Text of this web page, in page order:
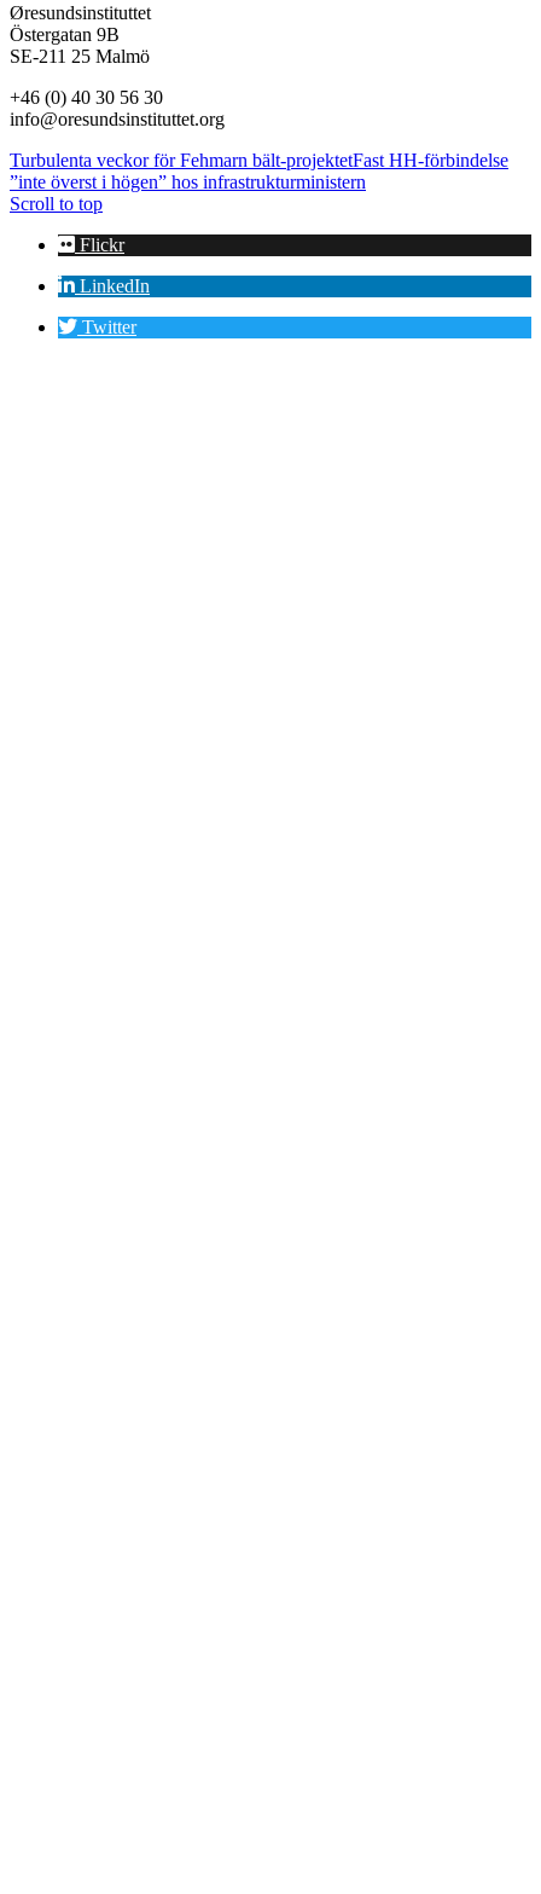
Øresundsinstituttet
Östergatan 9B
SE-211 25 Malmö
+46 (0) 40 30 56 30
info@oresundsinstituttet.org
Turbulenta veckor för Fehmarn bält-projektetFast HH-förbindelse
”inte överst i högen” hos infrastrukturministern
Scroll to top
Flickr
LinkedIn
Twitter